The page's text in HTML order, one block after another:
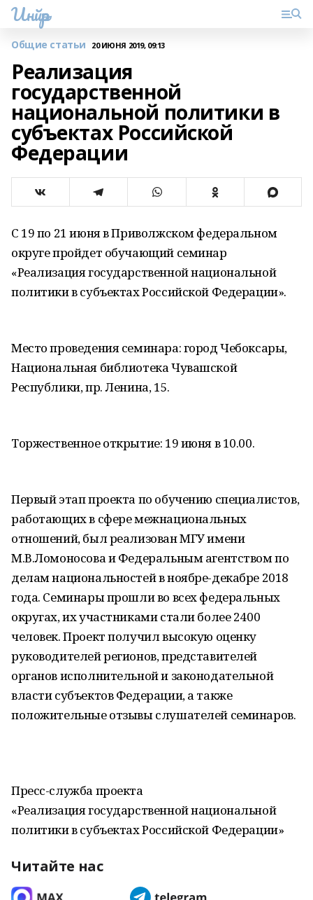
Инйәр
Общие статьи 20 ИЮНЯ 2019, 09:13
Реализация
государственной
национальной политики в
субъектах Российской
Федерации
С 19 по 21 июня в Приволжском федеральном
округе пройдет обучающий семинар
«Реализация государственной национальной
политики в субъектах Российской Федерации».
Место проведения семинара: город Чебоксары,
Национальная библиотека Чувашской
Республики, пр. Ленина, 15.
Торжественное открытие: 19 июня в 10.00.
Первый этап проекта по обучению специалистов,
работающих в сфере межнациональных
отношений, был реализован МГУ имени
М.В.Ломоносова и Федеральным агентством по
делам национальностей в ноябре-декабре 2018
года. Семинары прошли во всех федеральных
округах, их участниками стали более 2400
человек. Проект получил высокую оценку
руководителей регионов, представителей
органов исполнительной и законодательной
власти субъектов Федерации, а также
положительные отзывы слушателей семинаров.
Пресс-служба проекта
«Реализация государственной национальной
политики в субъектах Российской Федерации»
Читайте нас